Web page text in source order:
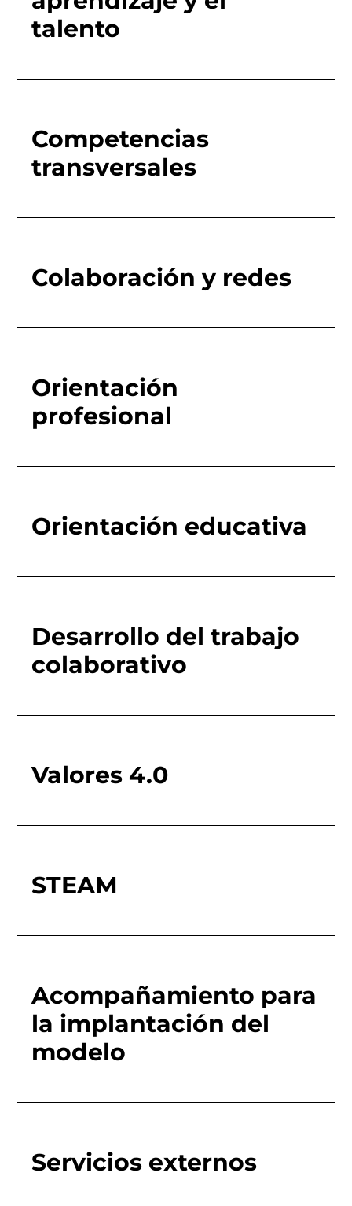
talento
Competencias
transversales
Colaboración y redes
Orientación
profesional
Orientación educativa
Desarrollo del trabajo
colaborativo
Valores 4.0
STEAM
Acompañamiento para
la implantación del
modelo
Servicios externos